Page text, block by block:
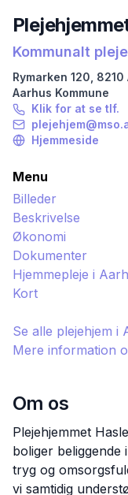
Kommunalt
Rymarken 120 8210
Aarhus Kommune
Klik for at se tlf.
Hjemmeside
Menu
Billeder
Beskrivelse
Økonomi
Dokumenter
Hjemmepleje i
Kort
Se alle plejehjem i
Mere information
Om os
Plejehjemmet
boliger beliggende
tryg og
vi samtidig